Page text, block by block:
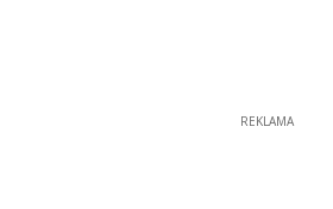
REKLAMA